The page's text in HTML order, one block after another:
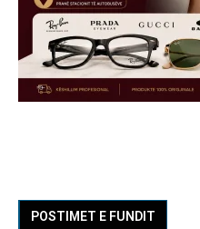
POSTIMET E FUNDIT